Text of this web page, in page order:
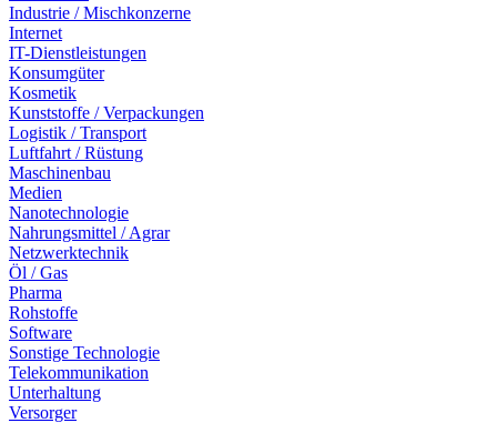
Industrie / Mischkonzerne
Internet
IT-Dienstleistungen
Konsumgüter
Kosmetik
Kunststoffe / Verpackungen
Logistik / Transport
Luftfahrt / Rüstung
Maschinenbau
Medien
Nanotechnologie
Nahrungsmittel / Agrar
Netzwerktechnik
Öl / Gas
Pharma
Rohstoffe
Software
Sonstige Technologie
Telekommunikation
Unterhaltung
Versorger